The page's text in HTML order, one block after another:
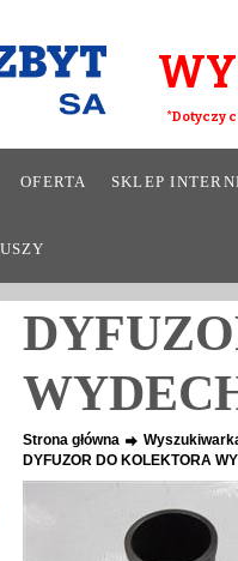
*Dotyczy
OFERTA SKLEP
Strona główna
DYFUZOR DO KOLEKTORA